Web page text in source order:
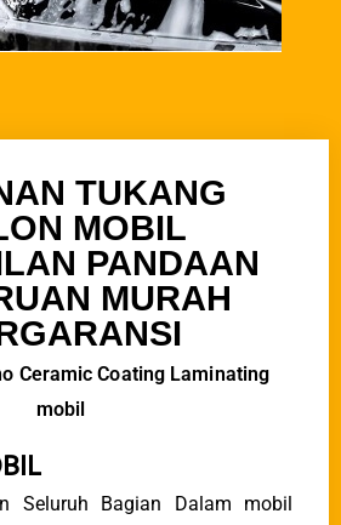
TUKANG
MOBIL
PANDAAN
MURAH
Ceramic Coating Laminating
mobil
Seluruh Bagian Dalam mobil